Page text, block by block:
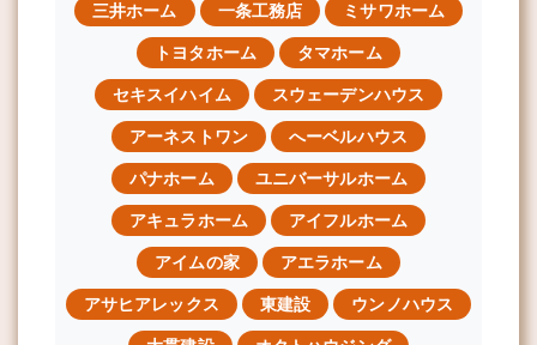
三井ホーム 一条工務店 ミサワホーム
トヨタホーム タマホーム
セキスイハイム スウェーデンハウス
アーネストワン へーベルハウス
パナホーム ユニバーサルホーム
アキュラホーム アイフルホーム
アイムの家 アエラホーム
アサヒアレックス 東建設 ウンノハウス